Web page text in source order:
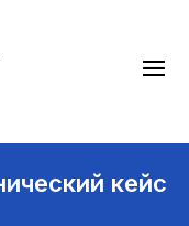
кейс